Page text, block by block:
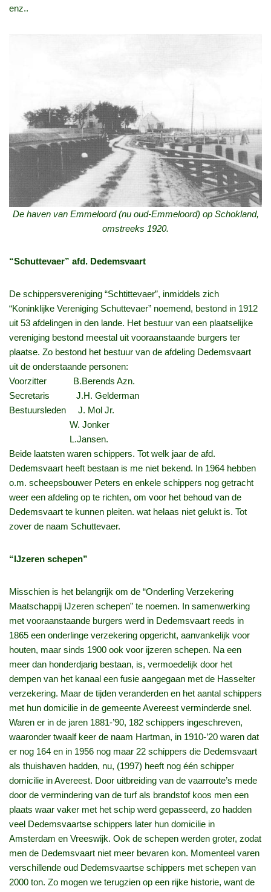
enz..
De haven van Emmeloord (nu oud-Emmeloord) op Schokland,
omstreeks 1920.
“Schuttevaer” afd. Dedemsvaart
De schippersvereniging “Schtittevaer”, inmiddels zich
“Koninklijke Vereniging Schuttevaer” noemend, bestond in 1912
uit 53 afdelingen in den lande. Het bestuur van een plaatselijke
vereniging bestond meestal uit vooraanstaande burgers ter
plaatse. Zo bestond het bestuur van de afdeling Dedemsvaart
uit de onderstaande personen:
Voorzitter B.Berends Azn.
Secretaris J.H. Gelderman
Bestuursleden J. Mol Jr.
W. Jonker
L.Jansen.
Beide laatsten waren schippers. Tot welk jaar de afd.
Dedemsvaart heeft bestaan is me niet bekend. In 1964 hebben
o.m. scheepsbouwer Peters en enkele schippers nog getracht
weer een afdeling op te richten, om voor het behoud van de
Dedemsvaart te kunnen pleiten. wat helaas niet gelukt is. Tot
zover de naam Schuttevaer.
“IJzeren schepen”
Misschien is het belangrijk om de “Onderling Verzekering
Maatschappij IJzeren schepen” te noemen. In samenwerking
met vooraanstaande burgers werd in Dedemsvaart reeds in
1865 een onderlinge verzekering opgericht, aanvankelijk voor
houten, maar sinds 1900 ook voor ijzeren schepen. Na een
meer dan honderdjarig bestaan, is, vermoedelijk door het
dempen van het kanaal een fusie aangegaan met de Hasselter
verzekering. Maar de tijden veranderden en het aantal schippers
met hun domicilie in de gemeente Avereest verminderde snel.
Waren er in de jaren 1881-’90, 182 schippers ingeschreven,
waaronder twaalf keer de naam Hartman, in 1910-’20 waren dat
er nog 164 en in 1956 nog maar 22 schippers die Dedemsvaart
als thuishaven hadden, nu, (1997) heeft nog één schipper
domicilie in Avereest. Door uitbreiding van de vaarroute’s mede
door de vermindering van de turf als brandstof koos men een
plaats waar vaker met het schip werd gepasseerd, zo hadden
veel Dedemsvaartse schippers later hun domicilie in
Amsterdam en Vreeswijk. Ook de schepen werden groter, zodat
men de Dedemsvaart niet meer bevaren kon. Momenteel varen
verschillende oud Dedemsvaartse schippers met schepen van
2000 ton. Zo mogen we terugzien op een rijke historie, want de